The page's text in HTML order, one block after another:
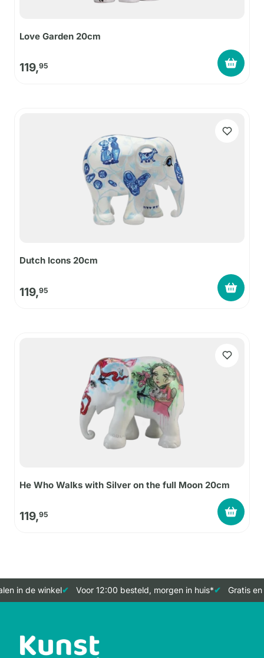
Love Garden 20cm
119,95
Dutch Icons 20cm
119,95
He Who Walks with Silver on the full Moon 20cm
119,95
in de winkel Voor 12:00 besteld, morgen in huis* Gratis en